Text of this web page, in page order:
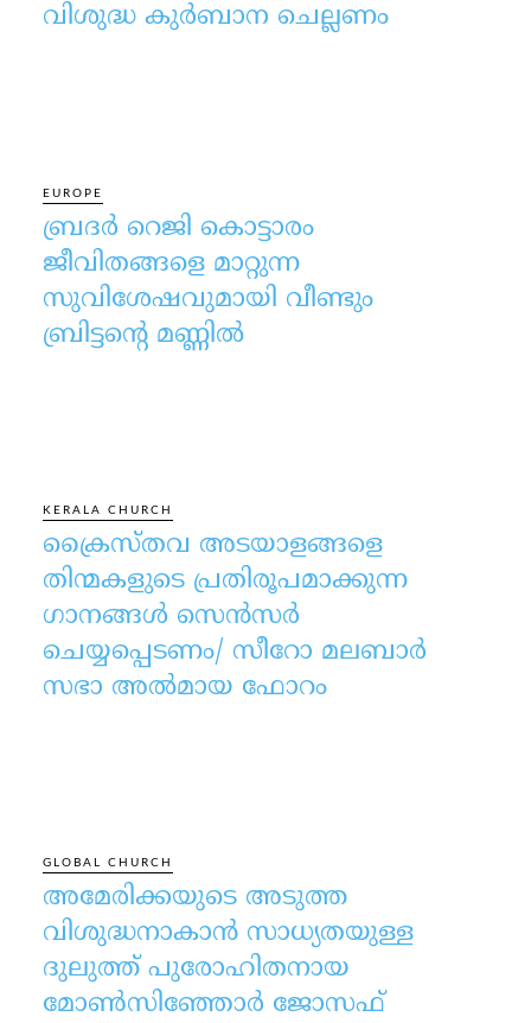
വിശുദ്ധ കുർബാന ചെല്ലണം
EUROPE
ബ്രദർ റെജി കൊട്ടാരം
ജീവിതങ്ങളെ മാറ്റുന്ന
സുവിശേഷവുമായി വീണ്ടും
ബ്രിട്ടന്റെ മണ്ണിൽ
KERALA CHURCH
ക്രൈസ്തവ അടയാളങ്ങളെ
തിന്മകളുടെ പ്രതിരൂപമാക്കുന്ന
ഗാനങ്ങൾ സെൻസർ
ചെയ്യപ്പെടണം/ സീറോ മലബാർ
സഭാ അൽമായ ഫോറം
GLOBAL CHURCH
അമേരിക്കയുടെ അടുത്ത
വിശുദ്ധനാകാൻ സാധ്യതയുള്ള
ദുലുത്ത് പുരോഹിതനായ
മോൺസിഞ്ഞോർ ജോസഫ്